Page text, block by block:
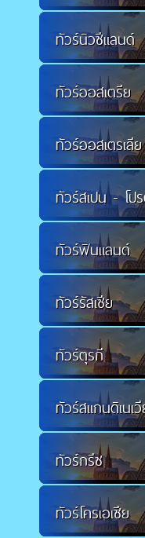
ทัวร์นิวซีแลนด์
ทัวร์ออสเตรีย
ทัวร์ออสเตรเลีย
ทัวร์สเปน - โป
ทัวร์ฟินแลนด์
ทัวร์รัสเซีย
ทัวร์ตุรกี
ทัวร์สแกนดิเนเ
ทัวร์กรีซ
ทัวร์โครเอเชีย